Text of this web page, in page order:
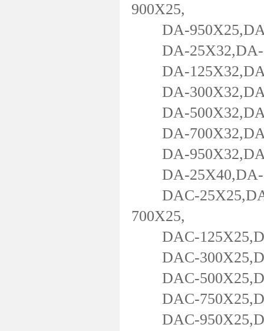
900X25,
DA-950X25,DA-
DA-25X32,DA-
DA-125X32,DA-
DA-300X32,DA-
DA-500X32,DA-
DA-700X32,DA-
DA-950X32,DA-
DA-25X40,DA-
DAC-
700X25,
DAC-
DAC-
DAC-
DAC-
DAC-